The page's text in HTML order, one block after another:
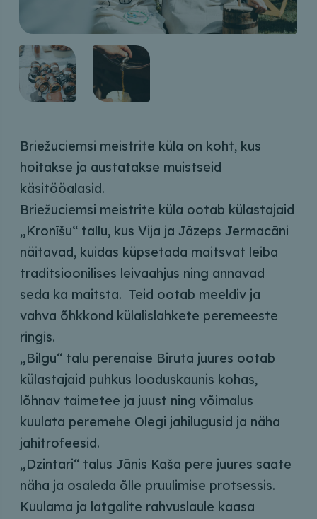
Briežuciemsi meistrite küla on koht, kus
hoitakse ja austatakse muistseid
käsitööalasid.
Briežuciemsi meistrite küla ootab külastajaid
„Kronīšu“ tallu, kus Vija ja Jāzeps Jermacāni
näitavad, kuidas küpsetada maitsvat leiba
traditsioonilises leivaahjus ning annavad
seda ka maitsta. Teid ootab meeldiv ja
vahva õhkkond külalislahkete peremeeste
ringis.
„Bilgu“ talu perenaise Biruta juures ootab
külastajaid puhkus looduskaunis kohas,
lõhnav taimetee ja juust ning võimalus
kuulata peremehe Olegi jahilugusid ja näha
jahitrofeesid.
„Dzintari“ talus Jānis Kaša pere juures saate
näha ja osaleda õlle pruulimise protsessis.
Kuulama ja latgalite rahvuslaule kaasa